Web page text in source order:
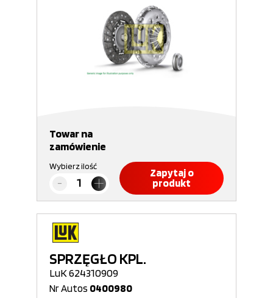
Towar na
zamówienie
Wybierz ilość
Zapytaj o
produkt
SPRZĘGŁO KPL.
LuK 624310909
Nr Autos 0400980